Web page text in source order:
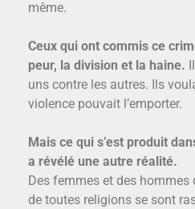
même.
Ceux qui ont commis ce
peur, la division et la haine.
uns contre les autres. Ils
violence pouvait l’emporter.
Mais ce qui s’est produit
a révélé une autre réalité.
Des femmes et des
de toutes religions se sont